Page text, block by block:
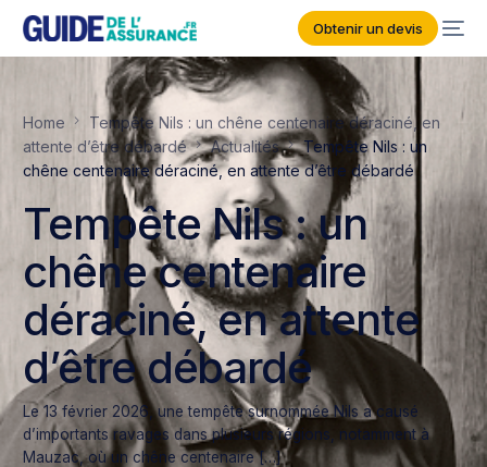
Obtenir un devis
Home
Tempête Nils : un chêne centenaire déraciné, en
attente d’être débardé
Actualités
Tempête Nils : un
chêne centenaire déraciné, en attente d’être débardé
Tempête Nils : un
chêne centenaire
déraciné, en attente
d’être débardé
Le 13 février 2026, une tempête surnommée Nils a causé
d’importants ravages dans plusieurs régions, notamment à
Mauzac, où un chêne centenaire […]